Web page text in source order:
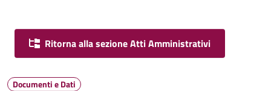
Ritorna alla sezione Atti Amministrativi
Documenti e Dati